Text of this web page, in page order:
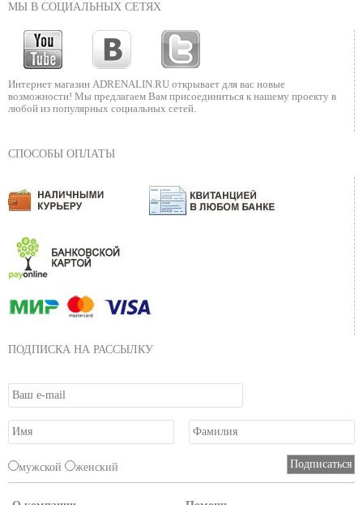
МЫ В СОЦИАЛЬНЫХ СЕТЯХ
Интернет магазин ADRENALIN.RU открывает для вас новые
возможности! Мы предлагаем Вам присоединиться к нашему проекту в
любой из популярных социальных сетей.
СПОСОБЫ ОПЛАТЫ
ПОДПИСКА НА РАССЫЛКУ
мужской женский